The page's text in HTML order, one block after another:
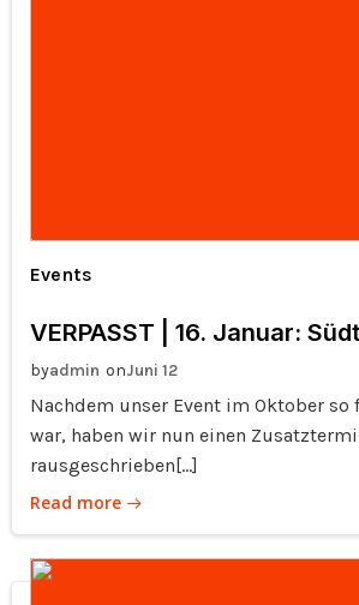
Events
VERPASST | 16. Januar:
byadmin onJuni 12
Nachdem unser Event im Oktober so
war, haben wir nun einen
rausgeschrieben[…]
Read more